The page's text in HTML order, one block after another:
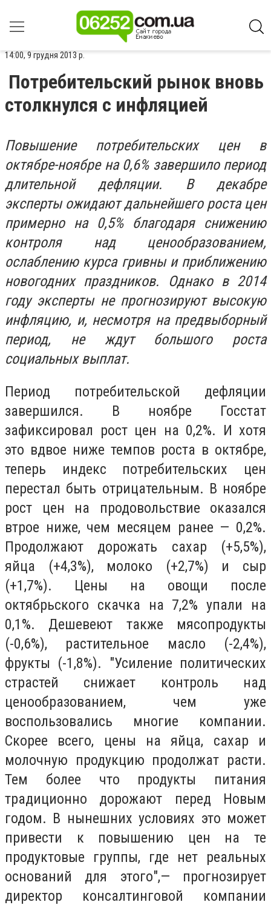
14:00, 9 грудня 2013 р.
Потребительский рынок вновь
столкнулся с инфляцией
Повышение потребительских цен в
октябре-ноябре на 0,6% завершило период
длительной дефляции. В декабре
эксперты ожидают дальнейшего роста цен
примерно на 0,5% благодаря снижению
контроля над ценообразованием,
ослаблению курса гривны и приближению
новогодних праздников. Однако в 2014
году эксперты не прогнозируют высокую
инфляцию, и, несмотря на предвыборный
период, не ждут большого роста
социальных выплат.
Период потребительской дефляции
завершился. В ноябре Госстат
зафиксировал рост цен на 0,2%. И хотя
это вдвое ниже темпов роста в октябре,
теперь индекс потребительских цен
перестал быть отрицательным. В ноябре
рост цен на продовольствие оказался
втрое ниже, чем месяцем ранее — 0,2%.
Продолжают дорожать сахар (+5,5%),
яйца (+4,3%), молоко (+2,7%) и сыр
(+1,7%). Цены на овощи после
октябрьского скачка на 7,2% упали на
0,1%. Дешевеют также мясопродукты
(-0,6%), растительное масло (-2,4%),
фрукты (-1,8%). "Усиление политических
страстей снижает контроль над
ценообразованием, чем уже
воспользовались многие компании.
Скорее всего, цены на яйца, сахар и
молочную продукцию продолжат расти.
Тем более что продукты питания
традиционно дорожают перед Новым
годом. В нынешних условиях это может
привести к повышению цен на те
продуктовые группы, где нет реальных
оснований для этого",— прогнозирует
директор консалтинговой компании